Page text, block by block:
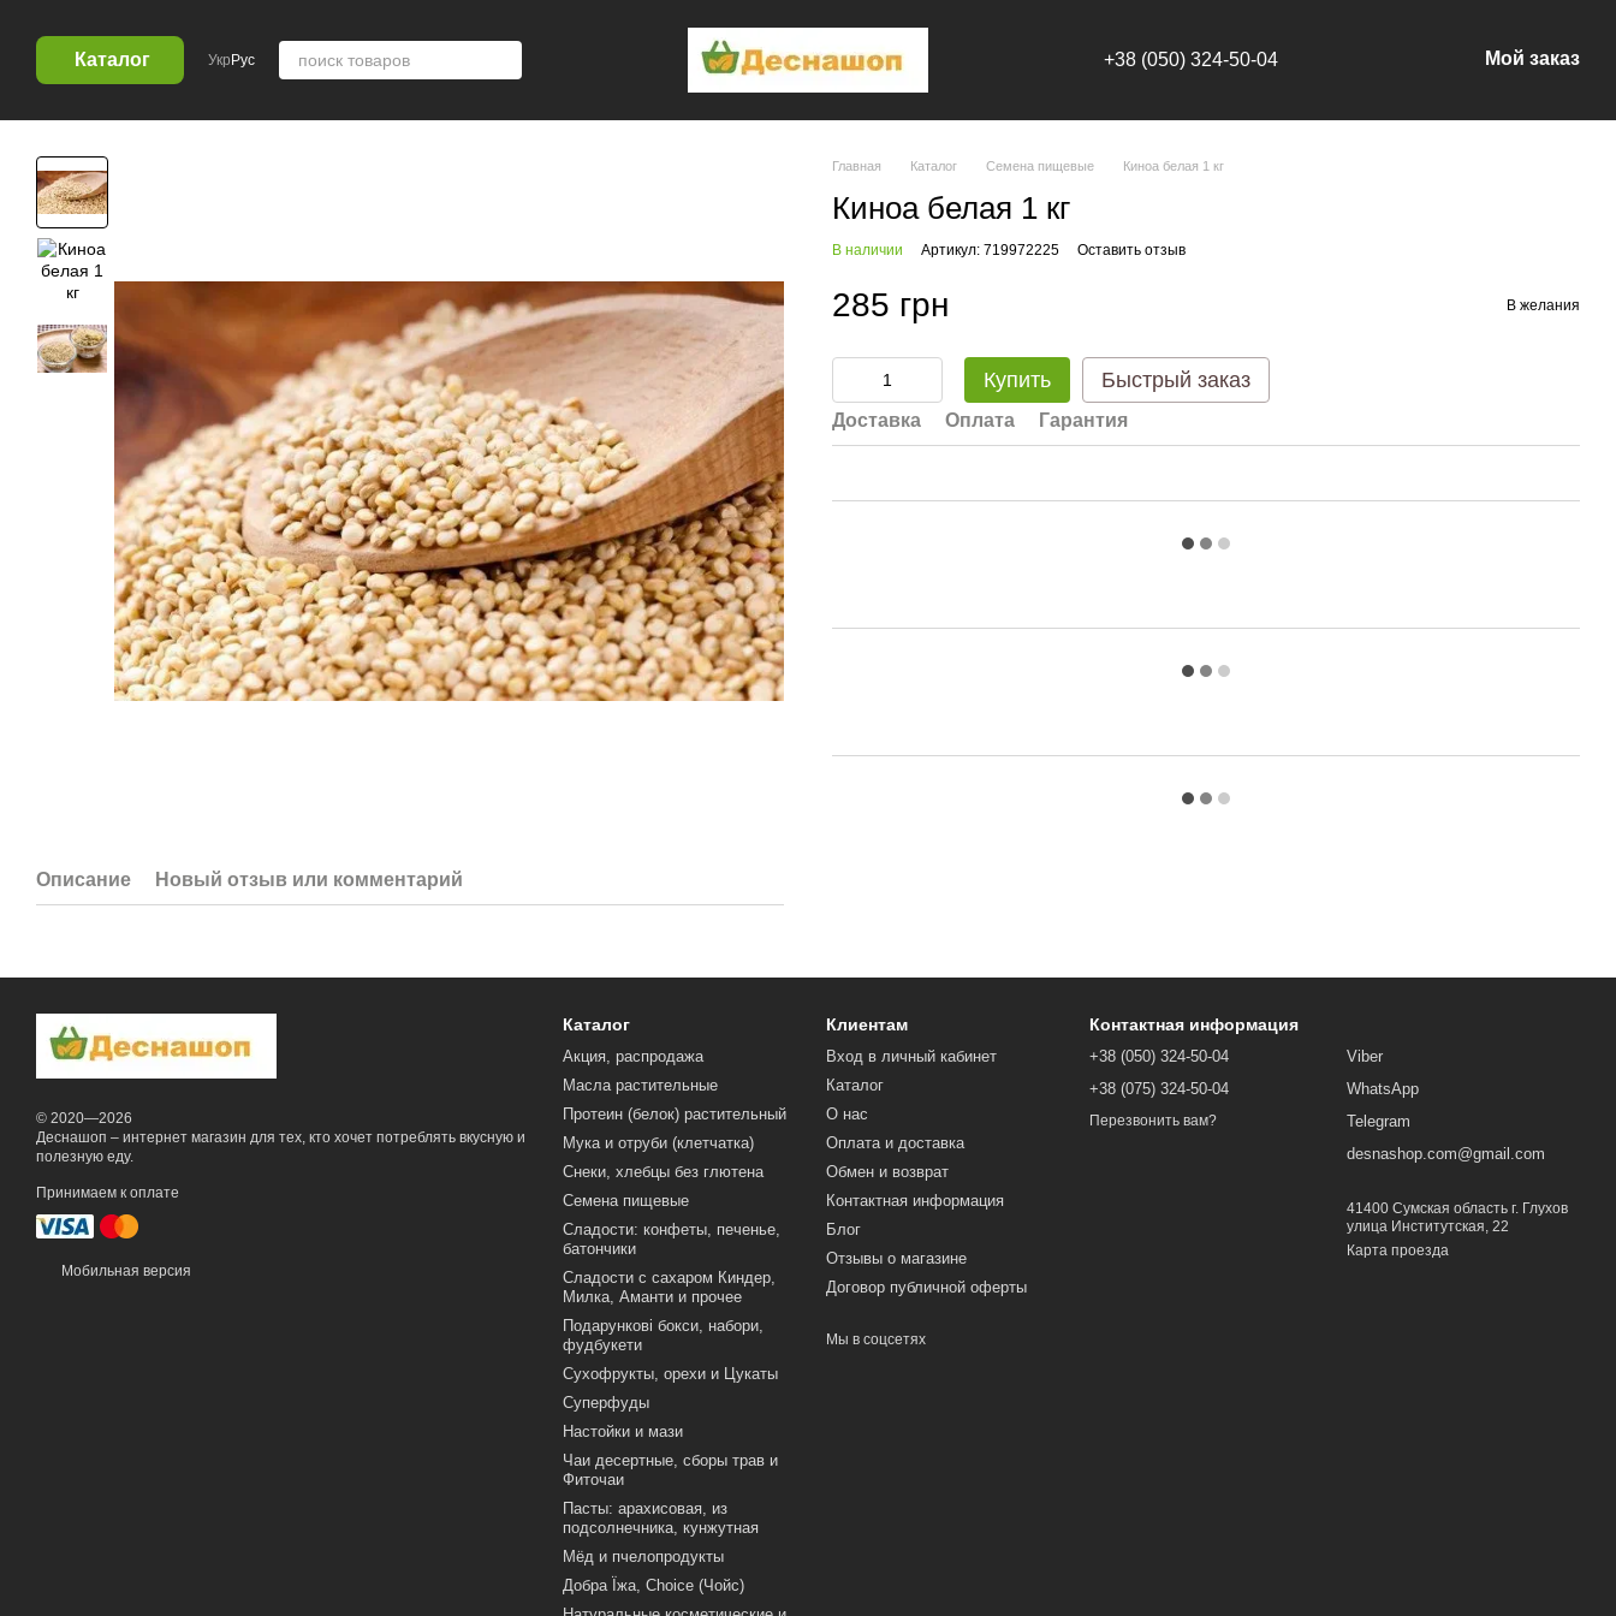
Каталог Укр Рус +38 (050) 324-50-04 Мой заказ
Описание Новый отзыв или комментарий
Главная Каталог Семена пищевые Киноа белая 1 кг
Киноа белая 1 кг
В наличии Артикул: 719972225 Оставить отзыв
285 грн В желания
Купить Быстрый заказ
Доставка Оплата Гарантия
© 2020—2026
Деснашоп – интернет магазин для тех, кто хочет потреблять вкусную и
полезную еду.
Принимаем к оплате
Мобильная версия
Каталог
Акция, распродажа
Масла растительные
Протеин (белок) растительный
Мука и отруби (клетчатка)
Снеки, хлебцы без глютена
Семена пищевые
Сладости: конфеты, печенье,
батончики
Сладости с сахаром Киндер,
Милка, Аманти и прочее
Подарункові бокси, набори,
фудбукети
Сухофрукты, орехи и Цукаты
Суперфуды
Настойки и мази
Чаи десертные, сборы трав и
Фиточаи
Пасты: арахисовая, из
подсолнечника, кунжутная
Мёд и пчелопродукты
Добра Їжа, Choice (Чойс)
Клиентам
Вход в личный кабинет
Каталог
О нас
Оплата и доставка
Обмен и возврат
Контактная информация
Блог
Отзывы о магазине
Договор публичной оферты
Мы в соцсетях
Контактная информация
+38 (050) 324-50-04
+38 (075) 324-50-04
Перезвонить вам?
Viber
WhatsApp
Telegram
desnashop.com@gmail.com
41400 Сумская область г. Глухов
улица Институтская, 22
Карта проезда